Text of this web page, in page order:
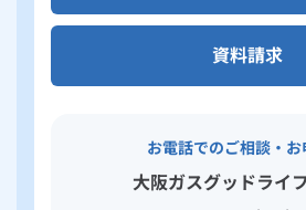
資料請求
お電話でのご相談・
大阪ガスグッドライ